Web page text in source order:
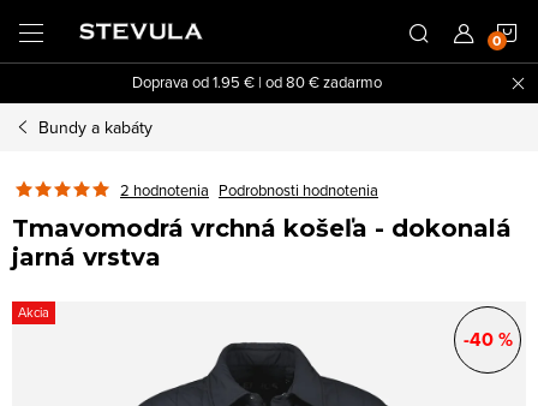
obsah
Doprava od 1.95 € | od 80 € zadarmo
Bundy a kabáty
2 hodnotenia Podrobnosti hodnotenia
Tmavomodrá vrchná košeľa - dokonalá
jarná vrstva
Akcia
-40 %